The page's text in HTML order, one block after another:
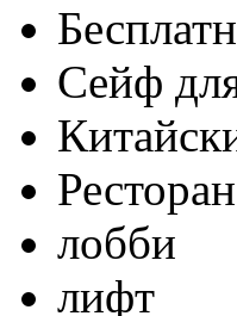
Сейф
лобби
лифт